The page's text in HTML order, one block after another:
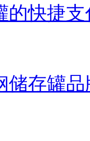
的快捷支
储存罐品